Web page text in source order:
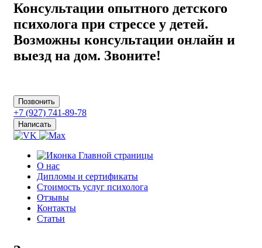
Консультации опытного детского
психолога при стрессе у детей.
Возможны консультации онлайн и
выезд на дом. Звоните!
Позвонить
+7 (927) 741-89-78
Написать
О нас
Дипломы и сертификаты
Стоимость услуг психолога
Отзывы
Контакты
Статьи